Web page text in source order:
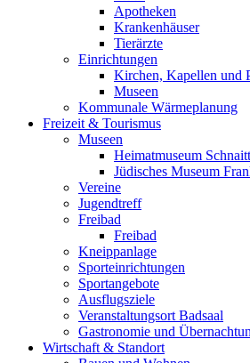
Apotheken
Krankenhäuser
Tierärzte
Einrichtungen
Kirchen, Kapellen und
Museen
Kommunale Wärmeplanung
Freizeit & Tourismus
Museen
Heimatmuseum
Jüdisches Museum
Vereine
Jugendtreff
Freibad
Freibad
Kneippanlage
Sporteinrichtungen
Sportangebote
Ausflugsziele
Veranstaltungsort Badsaal
Gastronomie und
Wirtschaft & Standort